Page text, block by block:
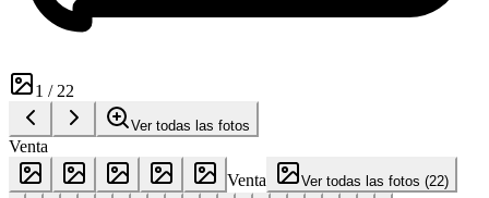
1 /22
Ver todas las fotos
Venta
Venta
Ver todas las fotos (22)